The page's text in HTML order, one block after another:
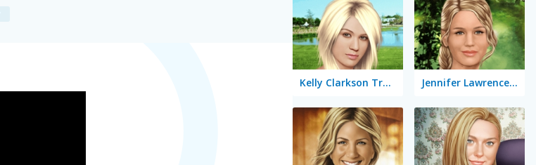
Kelly Clarkson True Make Up Jennifer Lawrence True Make Up